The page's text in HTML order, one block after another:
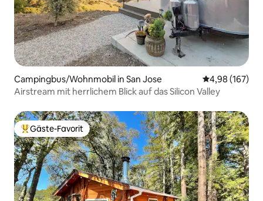
Campingbus/Wohnmobil in San Jose
4,98 (167)
Airstream mit herrlichem Blick auf das Silicon Valley
Beliebter Gäste-Favorit.
Gäste-Favorit